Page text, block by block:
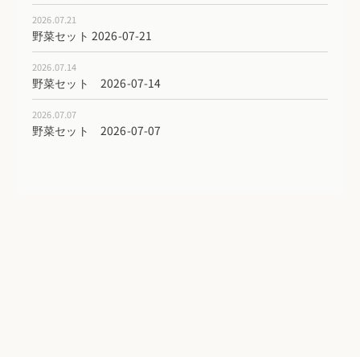
2026.07.21
野菜セット 2026-07-21
2026.07.14
野菜セット 2026-07-14
2026.07.07
野菜セット 2026-07-07